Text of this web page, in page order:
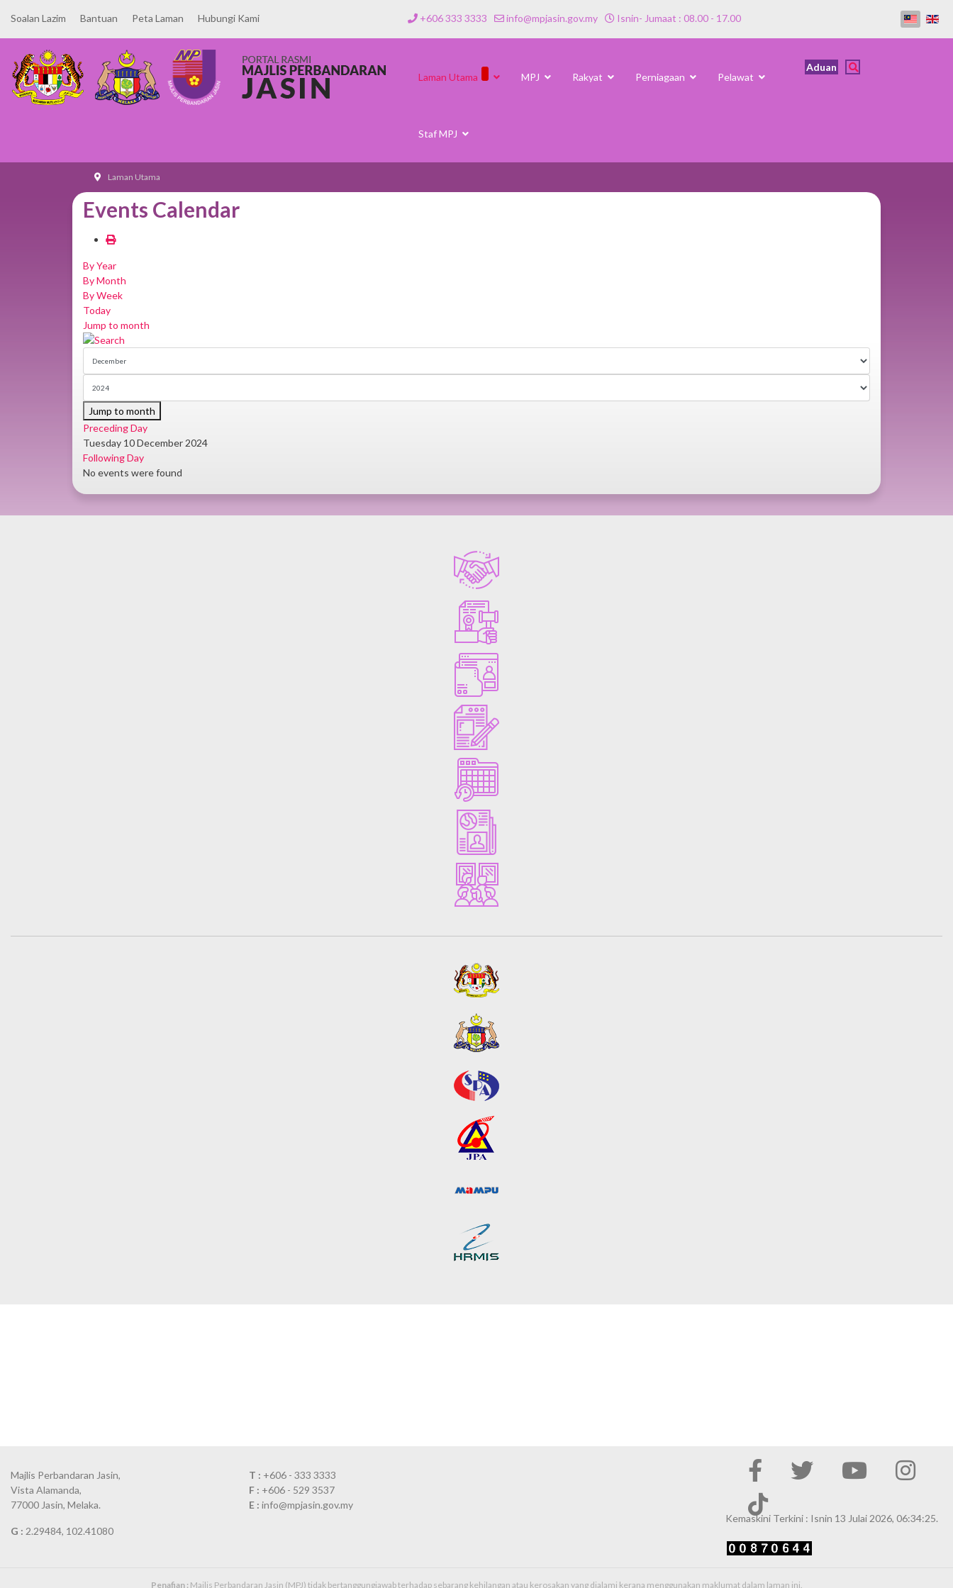
Soalan Lazim Bantuan Peta Laman Hubungi Kami +606 333 3333 info@mpjasin.gov.my Isnin- Jumaat : 08.00 - 17.00
Laman Utama MPJ Rakyat Perniagaan Pelawat
Staf MPJ
Aduan
Laman Utama
Events Calendar
By Year
By Month
By Week
Today
Jump to month
Jump to month
Preceding Day
Tuesday 10 December 2024
Following Day
No events were found
Majlis Perbandaran Jasin,
Vista Alamanda,
77000 Jasin, Melaka.
G : 2.29484, 102.41080
T : +606 - 333 3333
F : +606 - 529 3537
E : info@mpjasin.gov.my
Kemaskini Terkini : Isnin 13 Julai 2026, 06:34:25.
Penafian : Majlis Perbandaran Jasin (MPJ) tidak bertanggungjawab terhadap sebarang kehilangan atau kerosakan yang dialami kerana menggunakan maklumat dalam laman ini.